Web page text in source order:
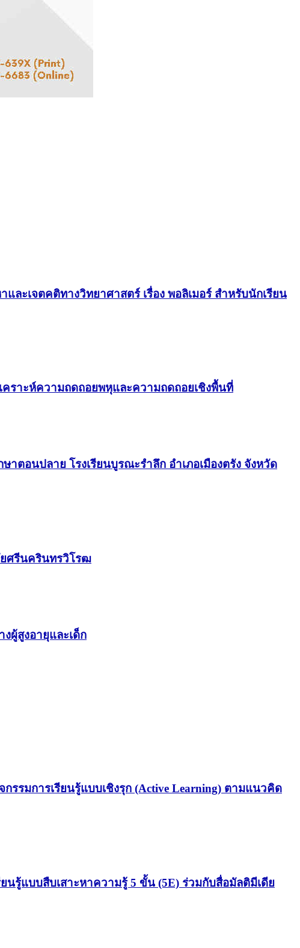
ะเจตคติทางวิทยาศาสตร์ เรื่อง พอลิเมอร์ สำหรับนักเรียน
คราะห์ความถดถอยพหุและความถดถอยเชิงพื้นที่
อนปลาย โรงเรียนบูรณะรำลึก อำเภอเมืองตรัง จังหวัด
ศรีนครินทรวิโรฒ
ผู้สูงอายุและเด็ก
รมการเรียนรู้แบบเชิงรุก (Active Learning) ตามแนวคิด
รู้แบบสืบเสาะหาความรู้ 5 ขั้น (5E) ร่วมกับสื่อมัลติมีเดีย